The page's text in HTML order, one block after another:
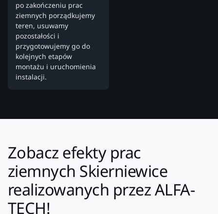
po zakończeniu prac
ziemnych porządkujemy
teren, usuwamy
pozostałości i
przygotowujemy go do
kolejnych etapów
montażu i uruchomienia
instalacji.
Zobacz efekty prac
ziemnych Skierniewice
realizowanych przez ALFA-
TECH!